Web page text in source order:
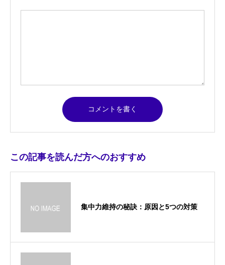
この記事を読んだ方へのおすすめ
集中力維持の秘訣：原因と5つの対策